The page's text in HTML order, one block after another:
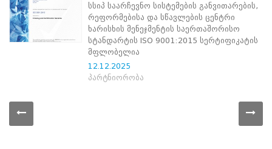
პარტნიორობა
ცესკოში
საარჩევნო
სსიპ საარჩევნო სისტემების განვითარების,
რეფორმებისა და სწავლების ცენტრი
ხარისხის მენეჯმენტის საერთაშორისო
სტანდარტის ISO 9001:2015 სერტიფიკატის
მფლობელია
12.12.2025
პარტნიორობა